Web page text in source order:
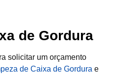
de Gordura
solicitar um orçamento
de Caixa de Gordura e